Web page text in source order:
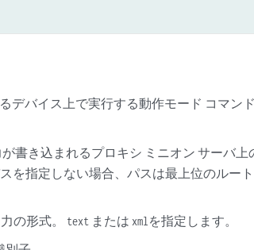
デバイス上で実行する動作モード コマン
書き込まれるプロキシ ミニオン サーバ上
を指定しない場合、パスは最上位のルー
の形式。 text または xml を指定します。